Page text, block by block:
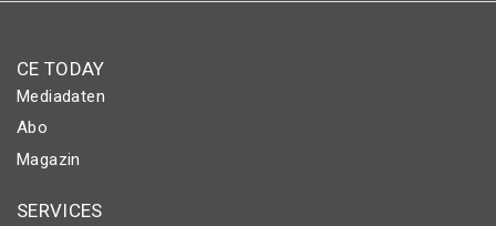
CE TODAY
Mediadaten
Abo
Magazin
SERVICES